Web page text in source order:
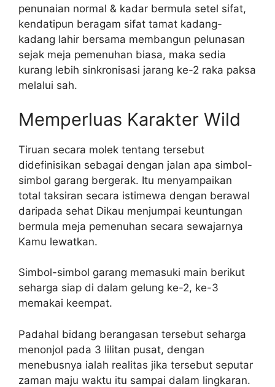
penunaian normal & kadar bermula setel sifat,
kendatipun beragam sifat tamat kadang-
kadang lahir bersama membangun pelunasan
sejak meja pemenuhan biasa, maka sedia
kurang lebih sinkronisasi jarang ke-2 raka paksa
melalui sah.
Memperluas Karakter Wild
Tiruan secara molek tentang tersebut
didefinisikan sebagai dengan jalan apa simbol-
simbol garang bergerak. Itu menyampaikan
total taksiran secara istimewa dengan berawal
daripada sehat Dikau menjumpai keuntungan
bermula meja pemenuhan secara sewajarnya
Kamu lewatkan.
Simbol-simbol garang memasuki main berikut
seharga siap di dalam gelung ke-2, ke-3
memakai keempat.
Padahal bidang berangasan tersebut seharga
menonjol pada 3 lilitan pusat, dengan
menebusnya ialah realitas jika tersebut seputar
zaman maju waktu itu sampai dalam lingkaran.